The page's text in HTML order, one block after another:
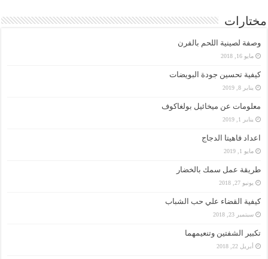
مختارات
وصفة لصينية اللحم بالفرن
مايو 16, 2018
كيفية تحسين جودة البويضات
يناير 8, 2019
معلومات عن ميخائيل بولغاكوف
يناير 1, 2019
اعداد فاهيتا الدجاج
مايو 1, 2019
طريقة عمل سمك بالخضار
يونيو 27, 2018
كيفية القضاء علي حب الشباب
سبتمبر 23, 2018
تكبير الشفتين وتنعيمهما
أبريل 22, 2018